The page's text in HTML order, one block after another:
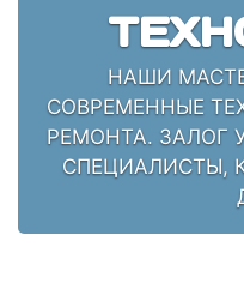
НАШИ
СОВРЕМЕННЫЕ
РЕМОНТА. ЗАЛОГ
СПЕЦИАЛИСТЫ,